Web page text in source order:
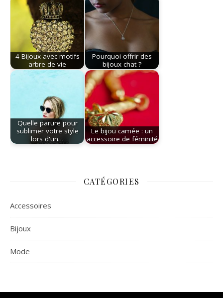
4 Bijoux avec motifs
arbre de vie
Pourquoi offrir des
bijoux chat ?
Quelle parure pour
sublimer votre style
lors d'un…
Le bijou camée : un
accessoire de féminité
CATÉGORIES
Accessoires
Bijoux
Mode